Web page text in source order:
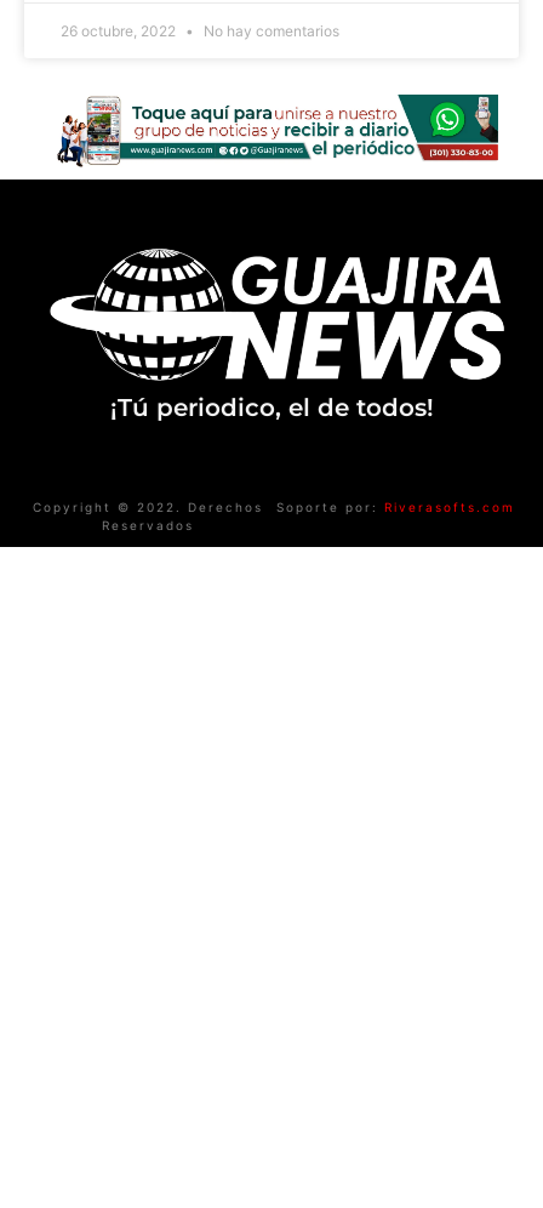
26 octubre, 2022 No hay comentarios
¡Tú periodico, el de todos!
Copyright © 2022. Derechos
Reservados
Soporte por: Riverasofts.com